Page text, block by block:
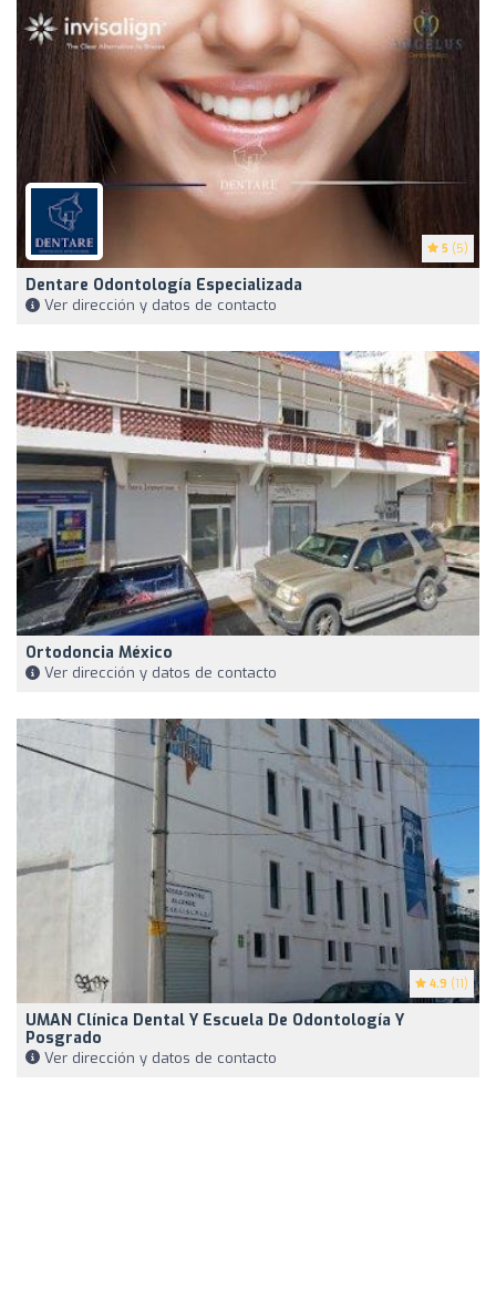
5 (5)
Dentare Odontología Especializada
Ver dirección y datos de contacto
Ortodoncia México
Ver dirección y datos de contacto
4.9 (11)
UMAN Clínica Dental Y Escuela De Odontología Y
Posgrado
Ver dirección y datos de contacto